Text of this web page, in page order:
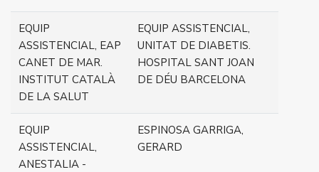
EQUIP
ASSISTENCIAL, EAP
CANET DE MAR.
INSTITUT CATALÀ
DE LA SALUT
EQUIP ASSISTENCIAL,
UNITAT DE DIABETIS.
HOSPITAL SANT JOAN
DE DÉU BARCELONA
EQUIP
ASSISTENCIAL,
ANESTALIA -
ESPINOSA GARRIGA,
GERARD